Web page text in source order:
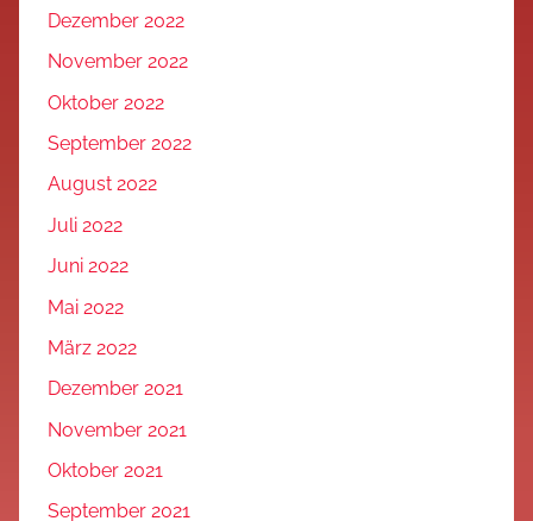
Dezember 2022
November 2022
Oktober 2022
September 2022
August 2022
Juli 2022
Juni 2022
Mai 2022
März 2022
Dezember 2021
November 2021
Oktober 2021
September 2021